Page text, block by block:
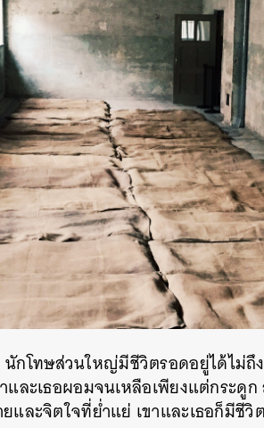
นักโทษส่วนใหญ่มีชีวิตรอดอยู่ได้ไม่
ละเธอผอมจนเหลือเพียงแต่กระ
และจิตใจที่ย่ำแย่ เขาและเธอก็มีชี